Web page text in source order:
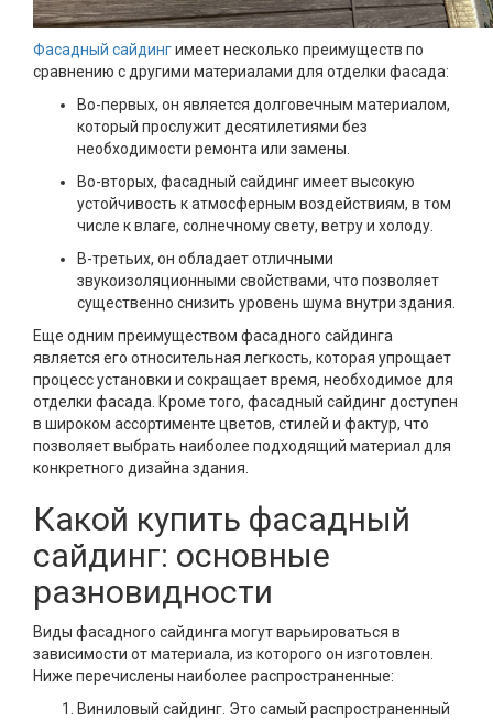
Фасадный сайдингимеет несколько преимуществ по
сравнению с другими материалами для отделки фасада:
Во-первых, он является долговечным материалом,
который прослужит десятилетиями без
необходимости ремонта или замены.
Во-вторых, фасадный сайдинг имеет высокую
устойчивость к атмосферным воздействиям, в том
числе к влаге, солнечному свету, ветру и холоду.
В-третьих, он обладает отличными
звукоизоляционными свойствами, что позволяет
существенно снизить уровень шума внутри здания.
Еще одним преимуществом фасадного сайдинга
является его относительная легкость, которая упрощает
процесс установки и сокращает время, необходимое для
отделки фасада. Кроме того, фасадный сайдинг доступен
в широком ассортименте цветов, стилей и фактур, что
позволяет выбрать наиболее подходящий материал для
конкретного дизайна здания.
Какой купить фасадный
сайдинг: основные
разновидности
Виды фасадного сайдинга могут варьироваться в
зависимости от материала, из которого он изготовлен.
Ниже перечислены наиболее распространенные:
Виниловый сайдинг. Это самый распространенный